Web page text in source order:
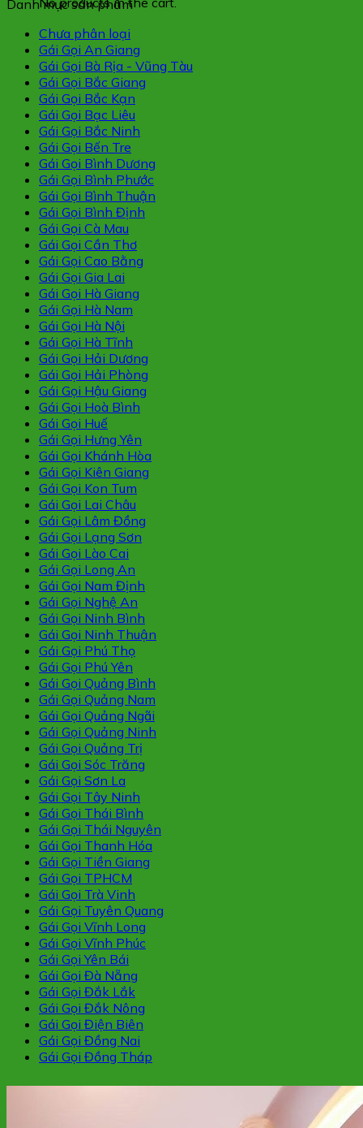
Danh mục sản phẩm
Chưa phân loại
Gái Gọi An Giang
Gái Gọi Bà Rịa - Vũng Tàu
Gái Gọi Bắc Giang
Gái Gọi Bắc Kạn
Gái Gọi Bạc Liêu
Gái Gọi Bắc Ninh
Gái Gọi Bến Tre
Gái Gọi Bình Dương
Gái Gọi Bình Phước
Gái Gọi Bình Thuận
Gái Gọi Bình Định
Gái Gọi Cà Mau
Gái Gọi Cần Thơ
Gái Gọi Cao Bằng
Gái Gọi Gia Lai
Gái Gọi Hà Giang
Gái Gọi Hà Nam
Gái Gọi Hà Nội
Gái Gọi Hà Tĩnh
Gái Gọi Hải Dương
Gái Gọi Hải Phòng
Gái Gọi Hậu Giang
Gái Gọi Hoà Bình
Gái Gọi Huế
Gái Gọi Hưng Yên
Gái Gọi Khánh Hòa
Gái Gọi Kiên Giang
Gái Gọi Kon Tum
Gái Gọi Lai Châu
Gái Gọi Lâm Đồng
Gái Gọi Lạng Sơn
Gái Gọi Lào Cai
Gái Gọi Long An
Gái Gọi Nam Định
Gái Gọi Nghệ An
Gái Gọi Ninh Bình
Gái Gọi Ninh Thuận
Gái Gọi Phú Thọ
Gái Gọi Phú Yên
Gái Gọi Quảng Bình
Gái Gọi Quảng Nam
Gái Gọi Quảng Ngãi
Gái Gọi Quảng Ninh
Gái Gọi Quảng Trị
Gái Gọi Sóc Trăng
Gái Gọi Sơn La
Gái Gọi Tây Ninh
Gái Gọi Thái Bình
Gái Gọi Thái Nguyên
Gái Gọi Thanh Hóa
Gái Gọi Tiền Giang
Gái Gọi TPHCM
Gái Gọi Trà Vinh
Gái Gọi Tuyên Quang
Gái Gọi Vĩnh Long
Gái Gọi Vĩnh Phúc
Gái Gọi Yên Bái
Gái Gọi Đà Nẵng
Gái Gọi Đắk Lắk
Gái Gọi Đắk Nông
Gái Gọi Điện Biên
Gái Gọi Đồng Nai
Gái Gọi Đồng Tháp